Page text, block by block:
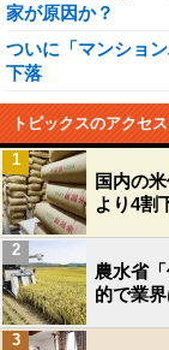
家が原因か？
ついに「マンショ
下落
トピックスのアクセ
国内の
より4割
1
農水省
的で業
2
3